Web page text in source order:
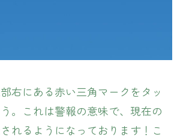
右にある赤い三角マークをタッ
。これは警報の意味で、現在の
れるようになっております！こ